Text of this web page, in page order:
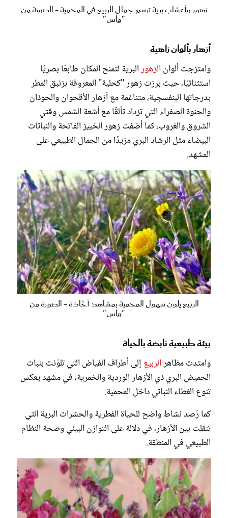
زهور وأعشاب برية ترسم جمال الربيع في المحمية - الصورة من
"واس"
أزهار بألوان زاهية
وامتزجت ألوان الزهورالبرية لتمنح المكان طابعًا بصريًا
استثنائيًا، حيث برزت زهور "كحلية" المعروفة بزنبق المطر
بدرجاتها البنفسجية، متناغمة مع أزهار الأقحوان والحوذان
والحنوة الصفراء التي تزداد تألقًا مع أشعة الشمس وقتي
الشروق والغروب، كما أضفت زهور الخبيز الفاتحة والنباتات
البيضاء مثل الرشاد البري مزيدًا من الجمال الطبيعي على
المشهد.
الربيع يلون سهول المحمية بمشاهد أخّاذة - الصورة من
"واس"
بيئة طبيعية نابضة بالحياة
وامتدت مظاهرالربيع إلى أطراف الفياض التي تلوّنت بنبات
الحميض البري ذي الأزهار الوردية والخمرية، في مشهد يعكس
تنوع الغطاء النباتي داخل المحمية.
كما رُصد نشاط واضح للحياة الفطرية والحشرات البرية التي
تنقلت بين الأزهار، في دلالة على التوازن البيئي وصحة النظام
الطبيعي في المنطقة.